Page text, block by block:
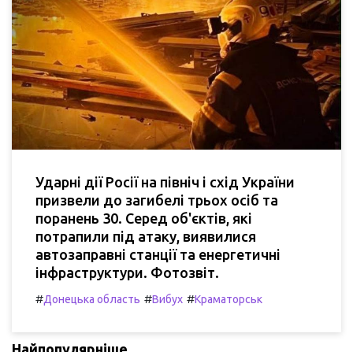
Ударні дії Росії на північ і схід України
призвели до загибелі трьох осіб та
поранень 30. Серед об'єктів, які
потрапили під атаку, виявилися
автозаправні станції та енергетичні
інфраструктури. Фотозвіт.
#Донецька область #Вибух #Краматорськ
Найпопулярніше